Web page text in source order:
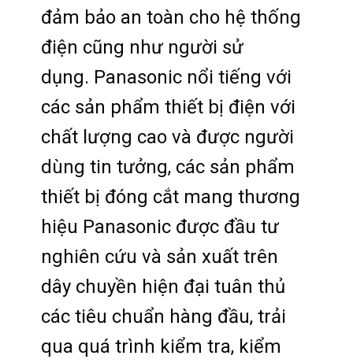
đảm bảo an toàn cho hệ thống
điện cũng như người sử
dụng. Panasonic nổi tiếng với
các sản phẩm thiết bị điện với
chất lượng cao và được người
dùng tin tưởng, các sản phẩm
thiết bị đóng cắt mang thương
hiệu Panasonic được đầu tư
nghiên cứu và sản xuất trên
dây chuyền hiện đại tuân thủ
các tiêu chuẩn hàng đầu, trải
qua quá trình kiểm tra, kiểm